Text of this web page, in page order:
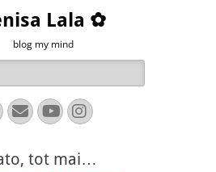
Lala ✿
blog my mind
EmailYouTube
Instagram
tot mai…